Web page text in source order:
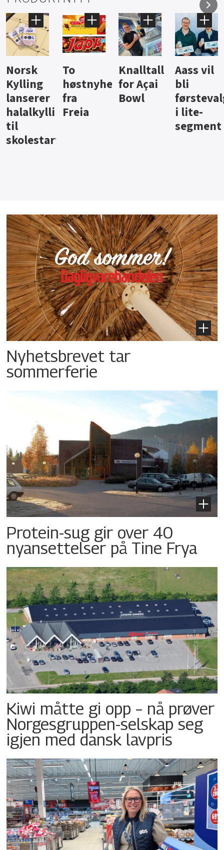
Knalltall
for Açai
Bowl
Aass vil
bli
førstevalg
i lite-
Brus og
jus fra
Berentsen
Hard
iste fra
Hansa
Nyhetsbrevet tar
sommerferie
Protein-sug gir over 40
nyansettelser på Tine Frya
Kiwi måtte gi opp – nå prøver
Norgesgruppen-selskap seg
igjen med dansk lavpris